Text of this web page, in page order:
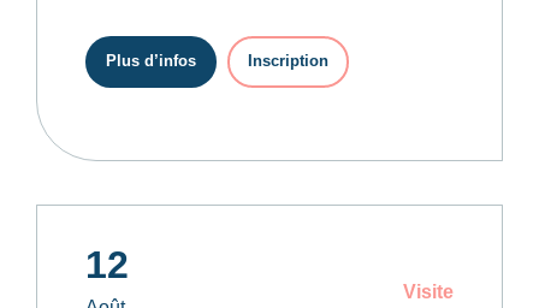
Plus d’infos Inscription
12
Visite